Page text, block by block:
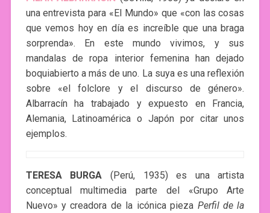
una entrevista para «El Mundo» que «con las cosas
que vemos hoy en día es increíble que una braga
sorprenda». En este mundo vivimos, y sus
mandalas de ropa interior femenina han dejado
boquiabierto a más de uno. La suya es una reflexión
sobre «el folclore y el discurso de género».
Albarracín ha trabajado y expuesto en Francia,
Alemania, Latinoamérica o Japón por citar unos
ejemplos.
TERESA BURGA (Perú, 1935) es una artista
conceptual multimedia parte del «Grupo Arte
Nuevo» y creadora de la icónica pieza Perfil de la